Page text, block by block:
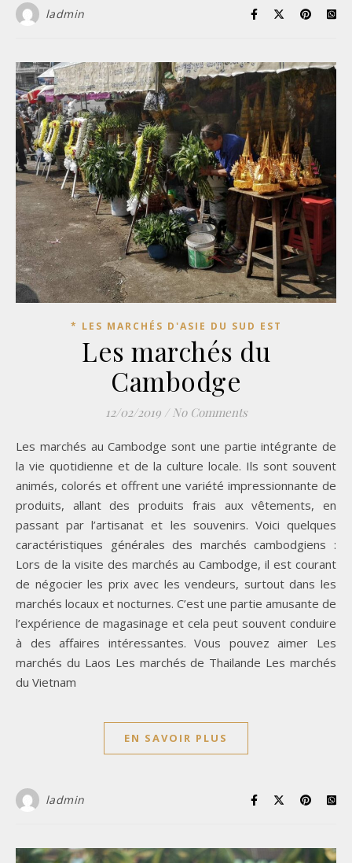
ladmin
* LES MARCHÉS D'ASIE DU SUD EST
Les marchés du
Cambodge
12/02/2019 / No Comments
Les marchés au Cambodge sont une partie intégrante de
la vie quotidienne et de la culture locale. Ils sont souvent
animés, colorés et offrent une variété impressionnante de
produits, allant des produits frais aux vêtements, en
passant par l’artisanat et les souvenirs. Voici quelques
caractéristiques générales des marchés cambodgiens :
Lors de la visite des marchés au Cambodge, il est courant
de négocier les prix avec les vendeurs, surtout dans les
marchés locaux et nocturnes. C’est une partie amusante de
l’expérience de magasinage et cela peut souvent conduire
à des affaires intéressantes. Vous pouvez aimer Les
marchés du Laos Les marchés de Thailande Les marchés
du Vietnam
EN SAVOIR PLUS
ladmin